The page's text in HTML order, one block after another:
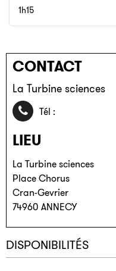
1h15
CONTACT
La Turbine sciences
Tél :
LIEU
La Turbine sciences
Place Chorus
Cran-Gevrier
74960 ANNECY
DISPONIBILITÉS